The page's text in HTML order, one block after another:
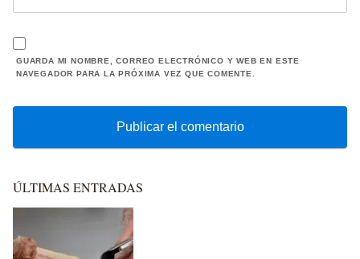
GUARDA MI NOMBRE, CORREO ELECTRÓNICO Y WEB EN ESTE
NAVEGADOR PARA LA PRÓXIMA VEZ QUE COMENTE.
ÚLTIMAS ENTRADAS